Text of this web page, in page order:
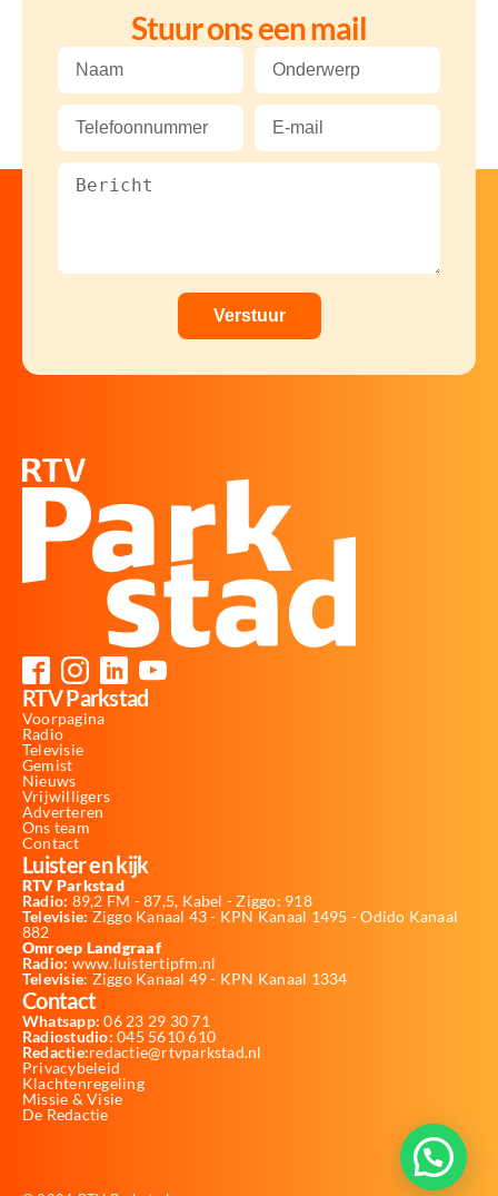
Stuur ons een mail
RTV Parkstad
Voorpagina
Radio
Televisie
Gemist
Nieuws
Vrijwilligers
Adverteren
Ons team
Contact
Luister en kijk
RTV Parkstad
Radio: 89,2 FM - 87,5, Kabel - Ziggo: 918
Televisie: Ziggo Kanaal 43 - KPN Kanaal 1495 - Odido Kanaal
882
Omroep Landgraaf
Radio: www.luistertipfm.nl
Televisie: Ziggo Kanaal 49 - KPN Kanaal 1334
Contact
Whatsapp: 06 23 29 30 71
Radiostudio: 045 5610 610
Redactie:redactie@rtvparkstad.nl
Privacybeleid
Klachtenregeling
Missie & Visie
De Redactie